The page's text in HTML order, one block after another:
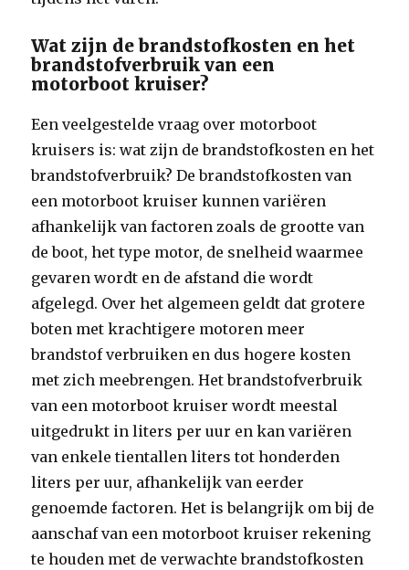
Wat zijn de brandstofkosten en het
brandstofverbruik van een
motorboot kruiser?
Een veelgestelde vraag over motorboot
kruisers is: wat zijn de brandstofkosten en het
brandstofverbruik? De brandstofkosten van
een motorboot kruiser kunnen variëren
afhankelijk van factoren zoals de grootte van
de boot, het type motor, de snelheid waarmee
gevaren wordt en de afstand die wordt
afgelegd. Over het algemeen geldt dat grotere
boten met krachtigere motoren meer
brandstof verbruiken en dus hogere kosten
met zich meebrengen. Het brandstofverbruik
van een motorboot kruiser wordt meestal
uitgedrukt in liters per uur en kan variëren
van enkele tientallen liters tot honderden
liters per uur, afhankelijk van eerder
genoemde factoren. Het is belangrijk om bij de
aanschaf van een motorboot kruiser rekening
te houden met de verwachte brandstofkosten